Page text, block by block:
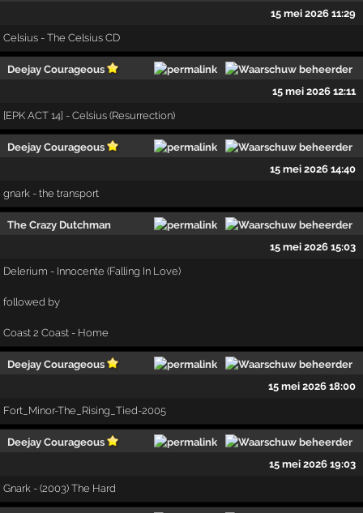
15 mei 2026 11:29
Celsius - The Celsius CD
Deejay Courageous
15 mei 2026 12:11
[EPK ACT 14] - Celsius (Resurrection)
Deejay Courageous
15 mei 2026 14:40
gnark - the transport
The Crazy Dutchman
15 mei 2026 15:03
Delerium - Innocente (Falling In Love)
followed by
Coast 2 Coast - Home
Deejay Courageous
15 mei 2026 18:00
Fort_Minor-The_Rising_Tied-2005
Deejay Courageous
15 mei 2026 19:03
Gnark - (2003) The Hard